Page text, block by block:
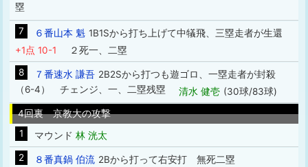
塁
7 ６番山本 魁 1B1Sから打ち上げて中犠飛、三塁走者が生還
+1点 10-1
２死一、二塁
8
７番速水 謙吾 2B2Sから打つも遊ゴロ、一塁走者が封殺
（6-4） チェンジ、一、二塁残塁 清水 健壱 (30球/83球)
4回裏 京教大の攻撃
1
マウンド 林 洸太
2
８番真鍋 伯流 2Bから打って右安打 無死二塁